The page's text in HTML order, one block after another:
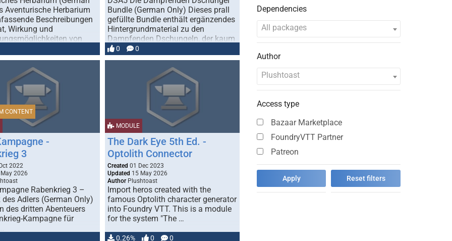
Aventurische Herbarium
Beschreibungen
Wirkung und
von
Bundle (German Only) Dieses prall
gefüllte Bundle enthält ergänzendes
Hintergrundmaterial zu den
Dampfenden Dschungeln, der kaum
…0 0
CONTENT
-
3
2022
2026
Rabenkrieg 3 –
des Adlers (German Only)
des dritten Abenteuers
Kampagne für
MODULE
The Dark Eye 5th Ed. -
Optolith Connector
Created 01 Dec 2023
Updated 15 May 2026
AuthorPlushtoast
Import heros created with the
famous Optolith character generator
into Foundry VTT. This is a module
for the system "The …
0.26% 0 0
Dependencies
All packages
Author
Plushtoast
Access type
Bazaar Marketplace
FoundryVTT Partner
Patreon